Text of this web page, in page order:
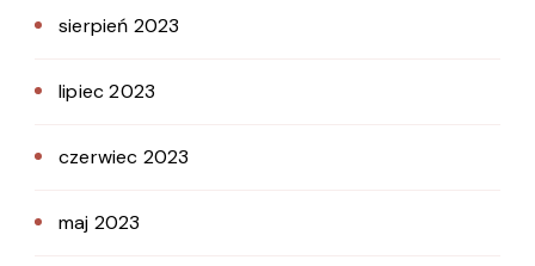
sierpień 2023
lipiec 2023
czerwiec 2023
maj 2023